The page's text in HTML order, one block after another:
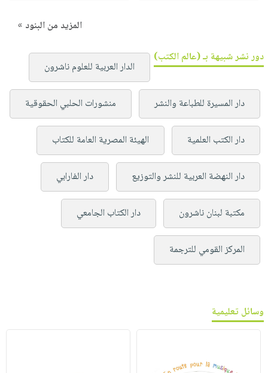
المزيد من البنود »
دور نشر شبيهة بـ (عالم الكتب)
الدار العربية للعلوم ناشرون
دار المسيرة للطباعة والنشر منشورات الحلبي الحقوقية
دار الكتب العلمية الهيئة المصرية العامة للكتاب
دار النهضة العربية للنشر والتوزيع دار الفارابي
مكتبة لبنان ناشرون دار الكتاب الجامعي
المركز القومي للترجمة
وسائل تعليمية